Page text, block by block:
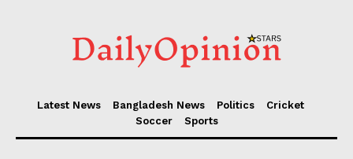
Latest News Bangladesh News Politics
Cricket
Soccer
Sports